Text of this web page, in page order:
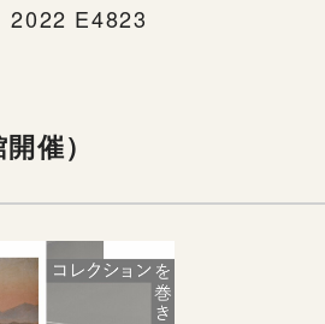
2022 E4823
催）